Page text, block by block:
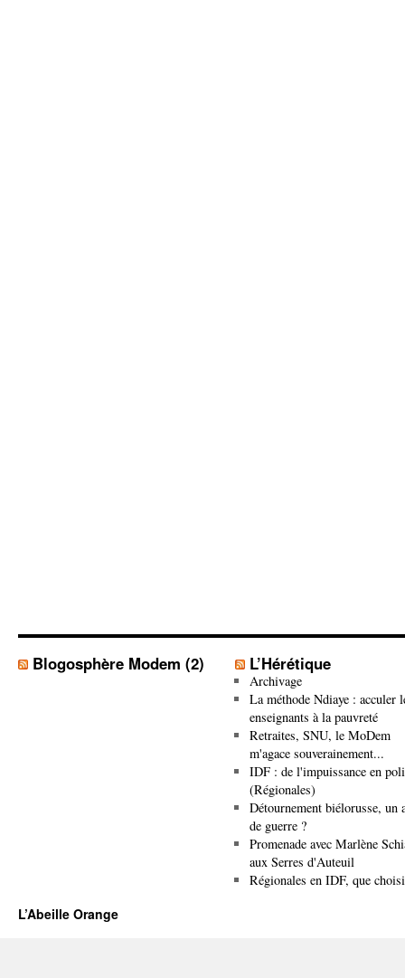
Blogosphère Modem (2) L’Hérétique
Archivage
La méthode Ndiaye : acculer
enseignants à la pauvreté
Retraites, SNU, le MoDem
m'agace souverainement...
IDF : de l'impuissance en
(Régionales)
Détournement biélorusse, un
de guerre ?
Promenade avec Marlène
aux Serres d'Auteuil
Régionales en IDF, que
L’Abeille Orange